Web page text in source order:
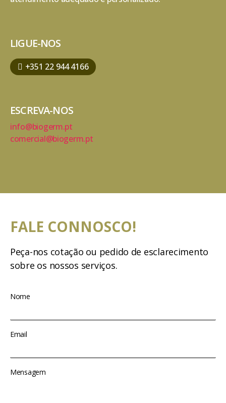
LIGUE-NOS
+351 22 944 4166
ESCREVA-NOS
info@biogerm.pt
comercial@biogerm.pt
FALE CONNOSCO!
Peça-nos cotação ou pedido de esclarecimento
sobre os nossos serviços.
Nome
Email
Mensagem